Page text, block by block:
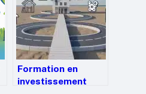
Formation en
investissement